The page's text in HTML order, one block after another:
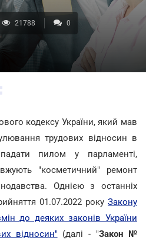
21788 0
кодексу України, який мав
трудових відносин в
пилом у парламенті,
"косметичний" ремонт
Однією з останніх
01.07.2022 року Закону
до деяких законів України
відносин" (далі - "Закон №